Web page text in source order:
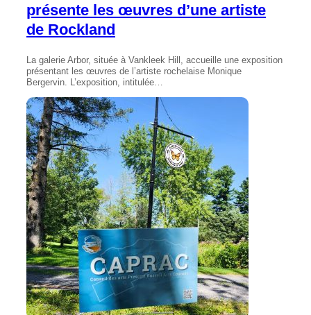
présente les œuvres d’une artiste
de Rockland
La galerie Arbor, située à Vankleek Hill, accueille une exposition
présentant les œuvres de l’artiste rochelaise Monique
Bergervin. L’exposition, intitulée…